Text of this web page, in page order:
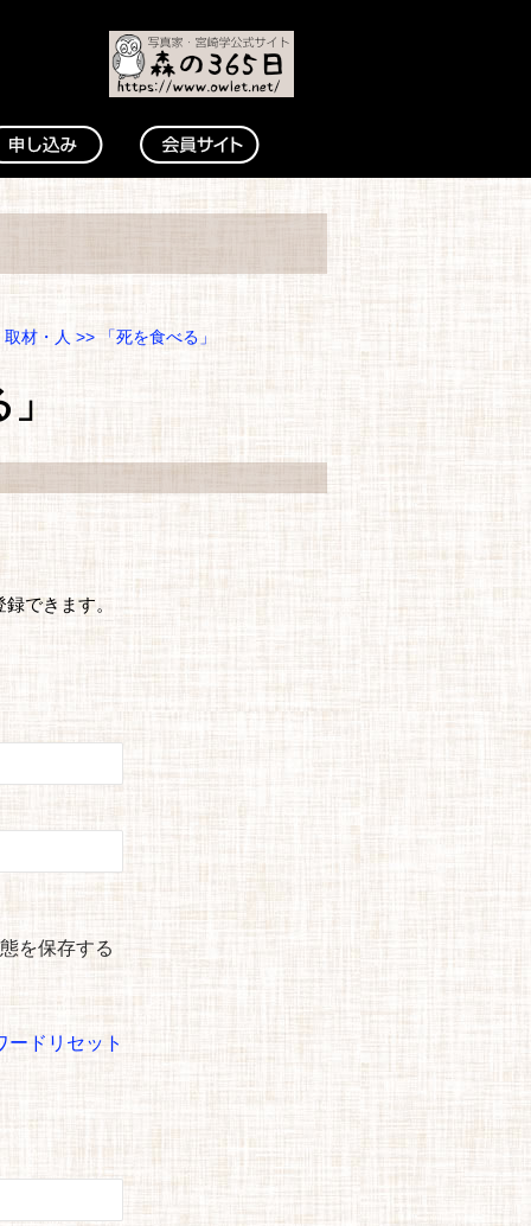
取材・人 >> 「死を食べる」
できます。
を保存する
ードリセット